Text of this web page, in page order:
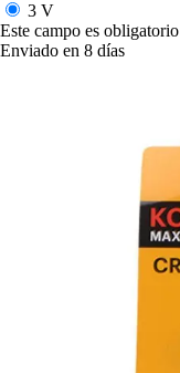
3 V
Este campo es obligatorio
Enviado en 8 días